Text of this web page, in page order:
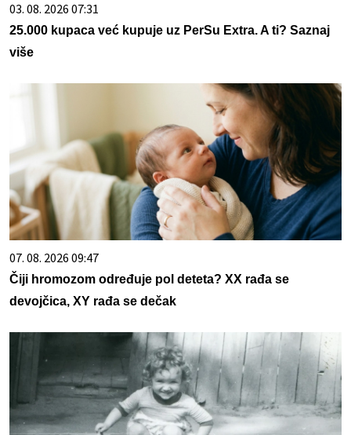
03. 08. 2026 07:31
25.000 kupaca već kupuje uz PerSu Extra. A ti? Saznaj
više
07. 08. 2026 09:47
Čiji hromozom određuje pol deteta? XX rađa se
devojčica, XY rađa se dečak